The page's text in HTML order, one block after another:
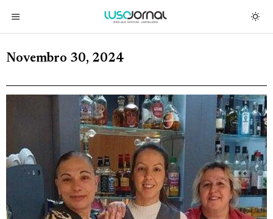
Novembro 30, 2024